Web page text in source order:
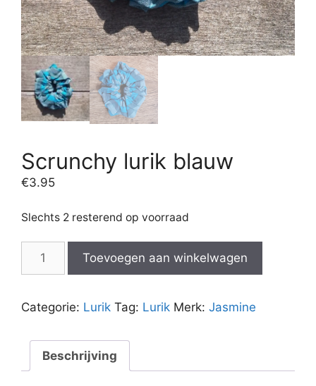
Scrunchy lurik blauw
€3.95
Slechts 2 resterend op voorraad
Scrunchy
aantal
Toevoegen aan winkelwagen
Categorie: Lurik Tag: Lurik Merk: Jasmine
Beschrijving